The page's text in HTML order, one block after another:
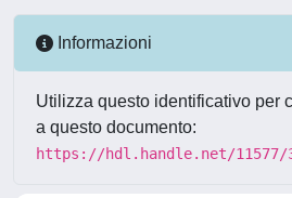
Informazioni
Utilizza questo identificativo per
a questo documento:
https://hdl.handle.net/11577/